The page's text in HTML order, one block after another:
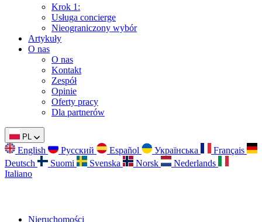
Krok 1:
Usługa concierge
Nieograniczony wybór
Artykuły
O nas
O nas
Kontakt
Zespół
Opinie
Oferty pracy
Dla partnerów
PL
English Русский Español Українська
Français
Deutsch
Suomi Svenska Norsk
Nederlands
Italiano
Nieruchomości